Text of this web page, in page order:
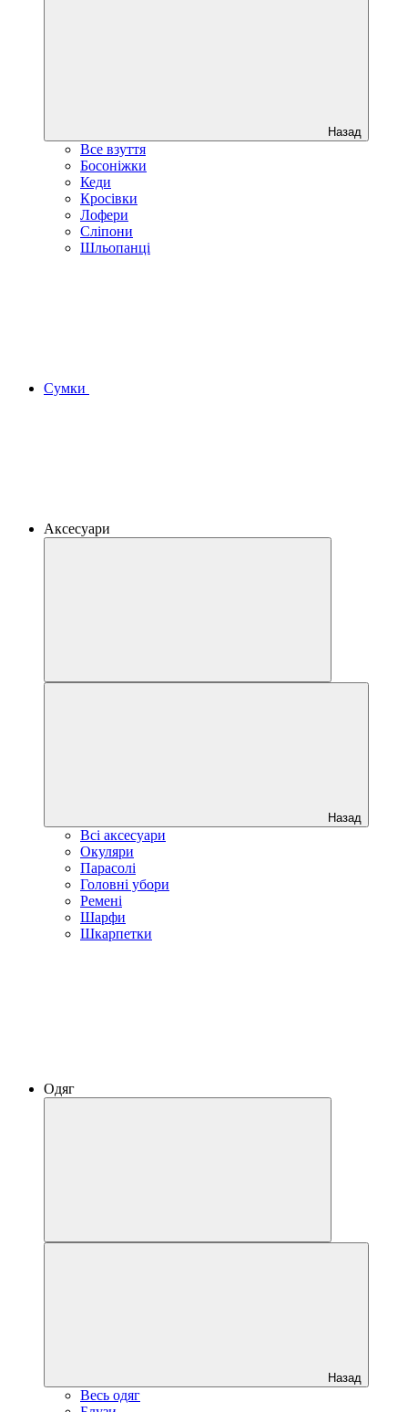
Назад
Все взуття
Босоніжки
Кеди
Кросівки
Лофери
Сліпони
Шльопанці
Сумки
Аксесуари
Назад
Всі аксесуари
Окуляри
Парасолі
Головні убори
Ремені
Шарфи
Шкарпетки
Одяг
Назад
Весь одяг